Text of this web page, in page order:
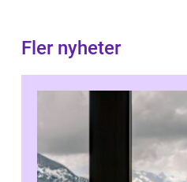
Fler nyheter